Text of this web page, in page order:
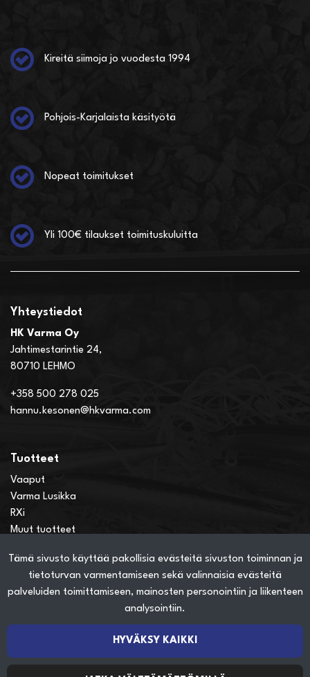
Tämä sivusto käyttää pakollisia evästeitä sivuston toiminnan ja
tietoturvan varmentamiseen sekä valinnaisia evästeitä
palveluiden toimittamiseen, mainosten personointiin ja liikenteen
analysointiin.
HYVÄKSY KAIKKI
Kireitä siimoja jo vuodesta 1994
Pohjois-Karjalaista käsityötä
Nopeat toimitukset
Yli 100€ tilaukset toimituskuluitta
Yhteystiedot
HK Varma Oy
Jahtimestarintie 24,
80710 LEHMO
+358 500 278 025
hannu.kesonen@hkvarma.com
Tuotteet
Vaaput
Varma Lusikka
RXi
Muut tuotteet
Verkkokauppainfo
Näin teet ostoksia verkkokaupassa